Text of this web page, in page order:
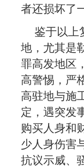
者还损坏了
鉴于以上
地，尤其是
罪高发地区
高警惕，严
高驻地与施
定，遇突发
购买人身和
少人身伤害
抗议示威、